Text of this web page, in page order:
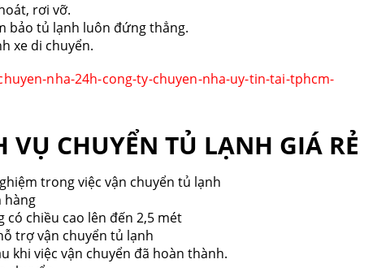
rơi vỡ.
bảo tủ lạnh luôn đứng thẳng.
xe di chuyển.
nha-24h-cong-ty-chuyen-nha-uy-tin-tai-tphcm-
CHUYỂN TỦ LẠNH GIÁ RẺ
trong việc vận chuyển tủ lạnh
hàng
có chiều cao lên đến 2,5 mét
trợ vận chuyển tủ lạnh
khi việc vận chuyển đã hoàn thành.